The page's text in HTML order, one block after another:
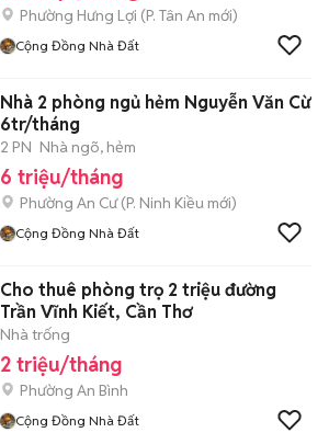
Phường Hưng Lợi (P. Tân An mới)
Cộng Đồng Nhà Đất
Nhà 2 phòng ngủ hẻm Nguyễn Văn Cừ
6tr/tháng
2 PN Nhà ngõ, hẻm
6 triệu/tháng
Phường An Cư(P. Ninh Kiều mới)
Cộng Đồng Nhà Đất
Cho thuê phòng trọ 2 triệu đường
Trần Vĩnh Kiết, Cần Thơ
Nhà trống
2 triệu/tháng
Phường An Bình
Cộng Đồng Nhà Đất